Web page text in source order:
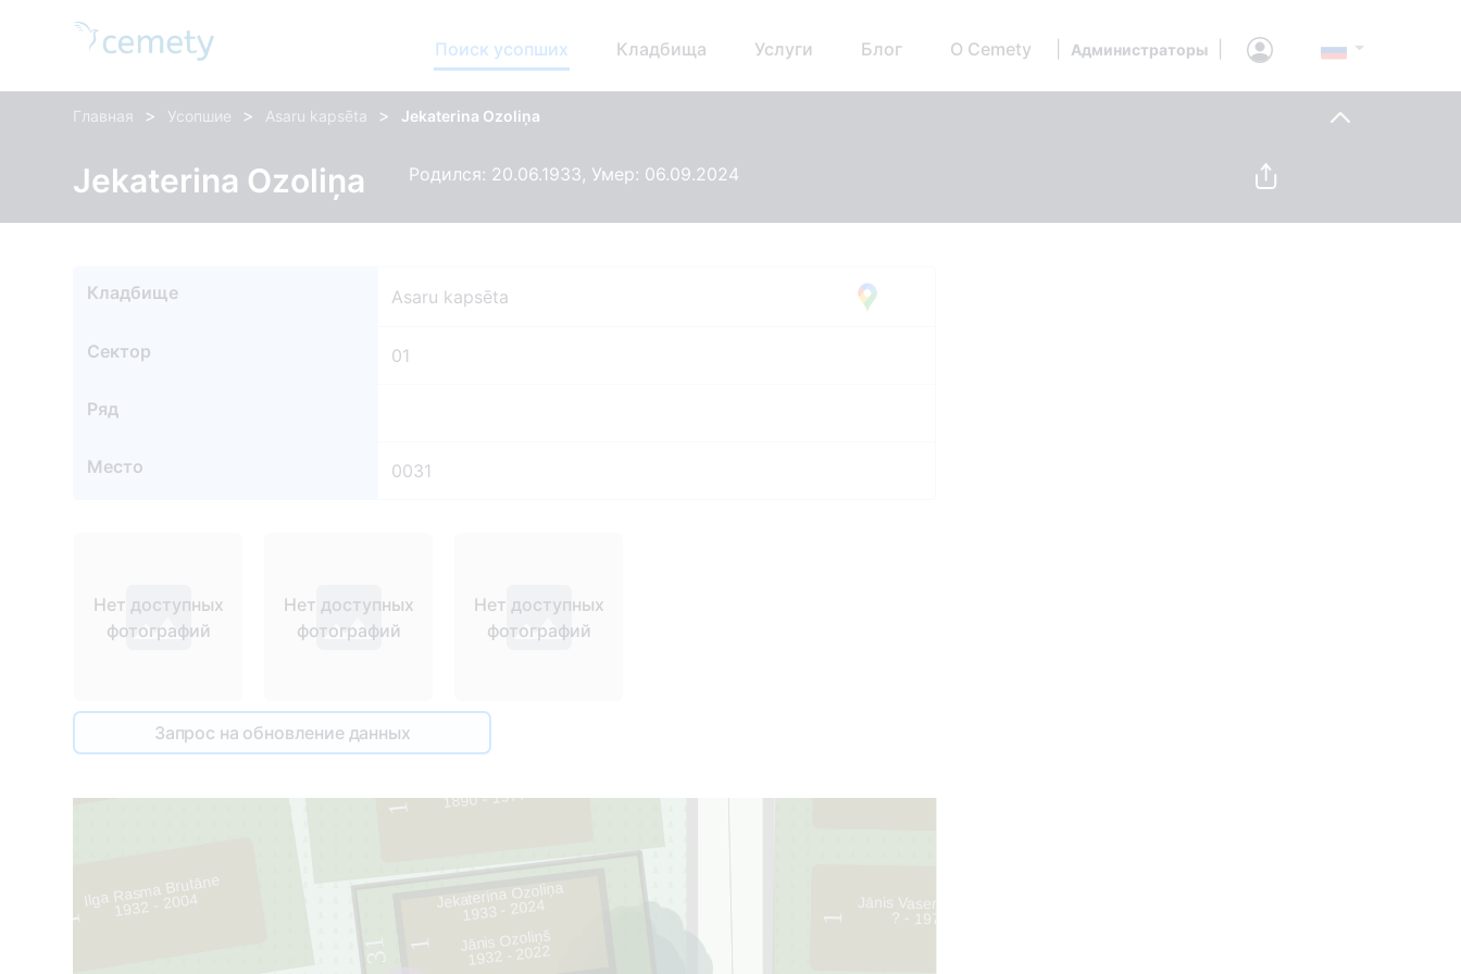
Поиск усопших Кладбища Услуги Блог О Cemety Администраторы
Главная > Усопшие > Asaru kapsēta > Jekaterina Ozoliņa
Jekaterina Ozoliņa Родился: 20.06.1933, Умер: 06.09.2024
Кладбище Asaru kapsēta
Сектор 01
Ряд
Место 0031
Нет доступных
фотографий
Нет доступных
фотографий
Нет доступных
фотографий
Запрос на обновление данных
31
1
1
1
1
Ilga Rasma Brutāne
1932 - 2004
1890 - 1977
Jekaterina Ozoliņa
1933 - 2024
Jānis Ozoliņš
1932 - 2022
Jānis Vasermanis
? - 1970